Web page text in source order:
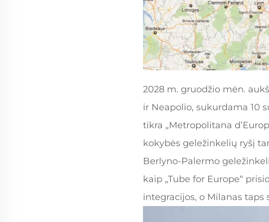
2028 m. gruodžio mėn.
ir Neapolio, sukurdama 10
tikra „Metropolitana
kokybės geležinkelių ryšį
Berlyno-Palermo
kaip „Tube for Europe“
integracijos, o Milanas taps